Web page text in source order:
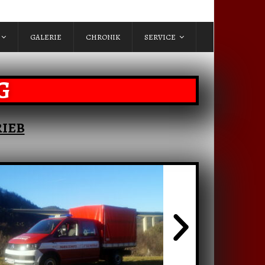
GALERIE CHRONIK SERVICE